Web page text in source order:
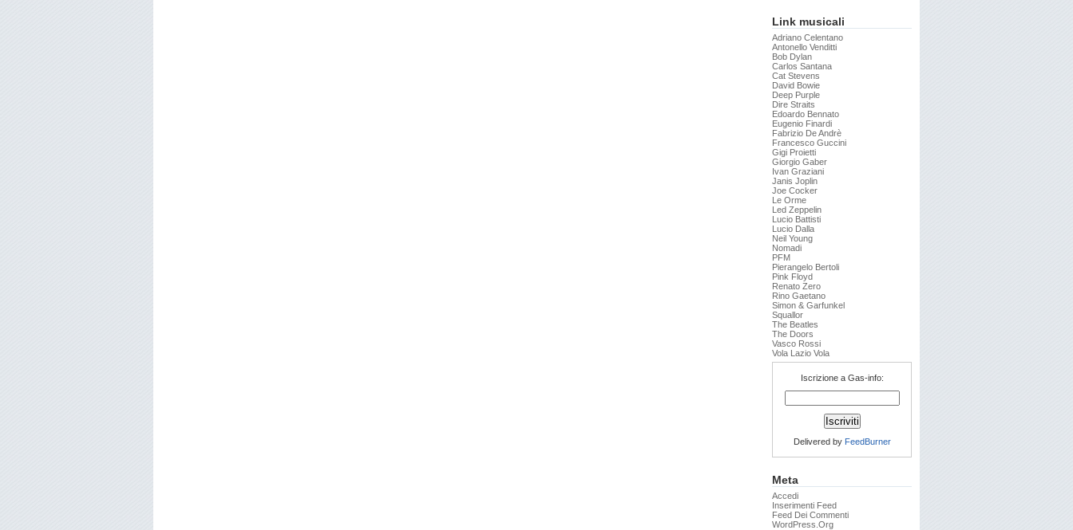
Link musicali
Adriano Celentano
Antonello Venditti
Bob Dylan
Carlos Santana
Cat Stevens
David Bowie
Deep Purple
Dire Straits
Edoardo Bennato
Eugenio Finardi
Fabrizio De Andrè
Francesco Guccini
Gigi Proietti
Giorgio Gaber
Ivan Graziani
Janis Joplin
Joe Cocker
Le Orme
Led Zeppelin
Lucio Battisti
Lucio Dalla
Neil Young
Nomadi
PFM
Pierangelo Bertoli
Pink Floyd
Renato Zero
Rino Gaetano
Simon & Garfunkel
Squallor
The Beatles
The Doors
Vasco Rossi
Vola Lazio Vola
Iscrizione a Gas-info:
Delivered by FeedBurner
Meta
Accedi
Inserimenti Feed
Feed Dei Commenti
WordPress.org